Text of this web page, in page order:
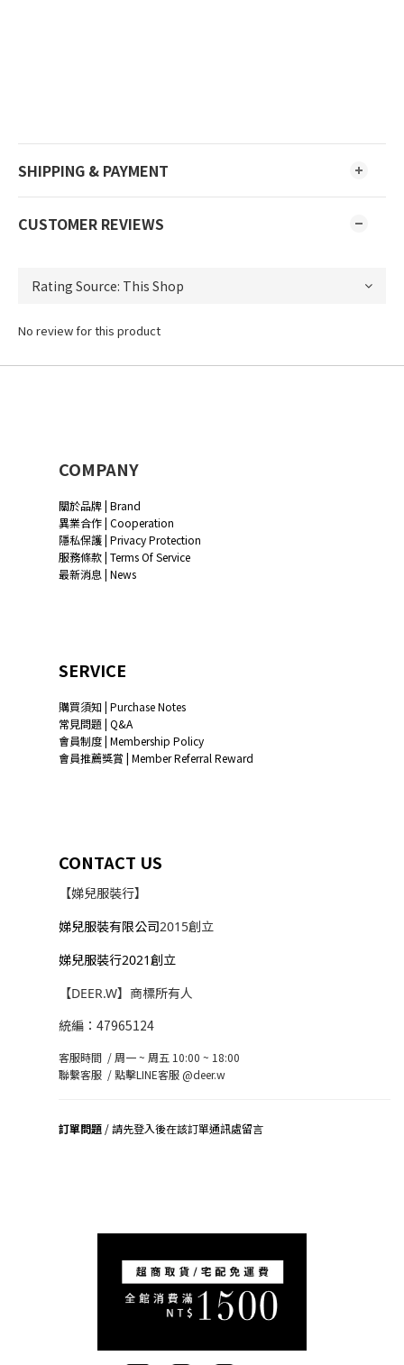
SHIPPING & PAYMENT
CUSTOMER REVIEWS
No review for this product
COMPANY
關於品牌 | Brand
異業合作 | Cooperation
隱私保護 | Privacy Protection
服務條款 | Terms Of Service
最新消息 | News
SERVICE
購買須知 | Purchase Notes
常見問題 | Q&A
會員制度 | Membership Policy
會員推薦獎賞 | Member Referral Reward
CONTACT US
【娣兒服裝行】
娣兒服裝有限公司2015創立
娣兒服裝行2021創立
【DEER.W】商標所有人
統編：47965124
客服時間 / 周一 ~ 周五 10:00 ~ 18:00
聯繫客服 /點擊LINE客服 @deer.w
訂單問題 / 請先登入後在該訂單通訊處留言